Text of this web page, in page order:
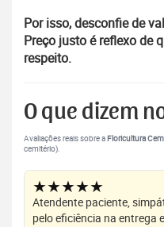
Por isso, desconfie de
Preço justo é reflexo de
respeito.
O que dizem
Avaliações reais sobre a Floricultura
cemitério).
★★★★★
Atendente paciente,
pelo eficiência na entrega